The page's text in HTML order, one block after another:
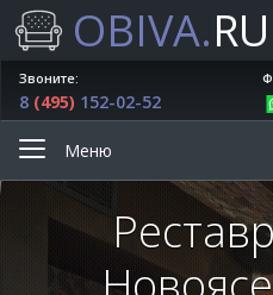
OBIVA.RU
Звоните:
8 (495) 152-02-52
Меню